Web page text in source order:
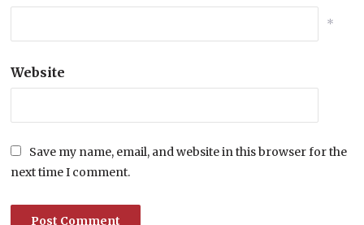
*
Website
Save my name, email, and website in this browser for the
next time I comment.